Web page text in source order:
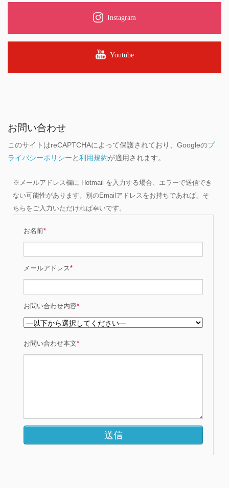
Instagram
Youtube
お問い合わせ
このサイトはreCAPTCHAによって保護されており、Googleのプ
ライバシーポリシーと利用規約が適用されます。
※メールアドレス欄に Hotmail を入力する場合、エラーで送信でき
ない可能性があります。別のEmailアドレスをお持ちであれば、そ
ちらをご入力いただければ幸いです。
お名前*
メールアドレス*
お問い合わせ内容*
お問い合わせ本文*